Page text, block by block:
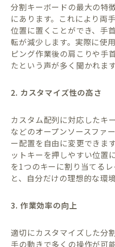
分割キーボードの最大の特
にあります。これにより両
位置に置くことができ、手
転が減少します。実際に使
ピング作業後の肩こりや手
たという声が多く聞かれます
2. カスタマイズ性の高さ
カスタム配列に対応したキ
などのオープンソースファ
ー配置を自由に変更できま
ットキーを押しやすい位置
を1つのキーに割り当てる
と、自分だけの理想的な環
3. 作業効率の向上
適切にカスタマイズした分
手の動きで多くの操作が可